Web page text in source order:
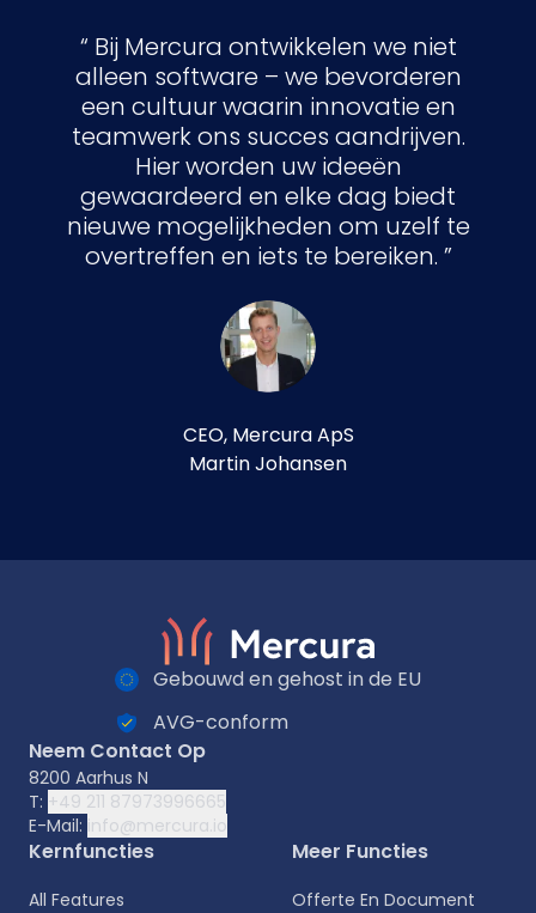
Bij Mercura ontwikkelen we niet
alleen software – we bevorderen
een cultuur waarin innovatie en
teamwerk ons succes aandrijven.
Hier worden uw ideeën
gewaardeerd en elke dag biedt
nieuwe mogelijkheden om uzelf te
overtreffen en iets te bereiken.
CEO, Mercura ApS
Martin Johansen
Gebouwd en gehost in de EU
AVG-conform
Neem Contact Op
8200 Aarhus N
T: +49 211 87973996665
E-Mail: info@mercura.io
Kernfuncties
All Features
Meer Functies
Offerte En Document